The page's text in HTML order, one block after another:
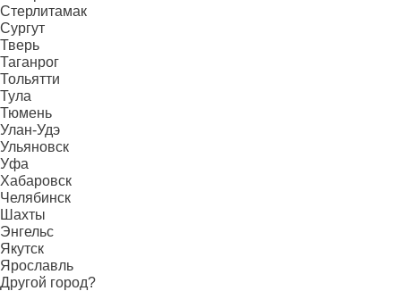
Стерлитамак
Сургут
Тверь
Таганрог
Тольятти
Тула
Тюмень
Улан-Удэ
Ульяновск
Уфа
Хабаровск
Челябинск
Шахты
Энгельс
Якутск
Ярославль
Другой город?